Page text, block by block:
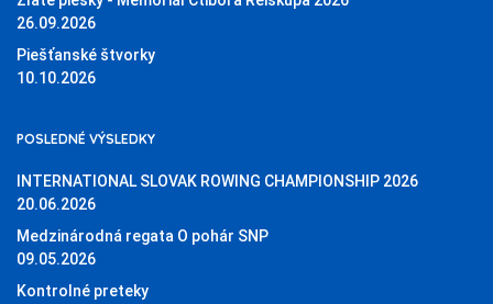
26.09.2026
Piešťanské štvorky
10.10.2026
POSLEDNÉ VÝSLEDKY
INTERNATIONAL SLOVAK ROWING CHAMPIONSHIP 2026
20.06.2026
Medzinárodná regata O pohár SNP
09.05.2026
Kontrolné preteky